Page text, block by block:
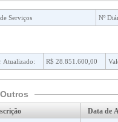
Serviços Nº
Atualizado: R$ 28.851.600,00
Data de